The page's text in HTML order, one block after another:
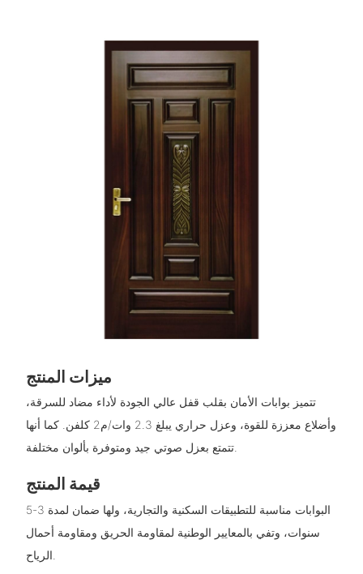
ميزات المنتج
تتميز بوابات الأمان بقلب قفل عالي الجودة لأداء مضاد للسرقة،
وأضلاع معززة للقوة، وعزل حراري يبلغ 2.3 وات/م2 كلفن. كما أنها
تتمتع بعزل صوتي جيد ومتوفرة بألوان مختلفة.
قيمة المنتج
البوابات مناسبة للتطبيقات السكنية والتجارية، ولها ضمان لمدة 3-5
سنوات، وتفي بالمعايير الوطنية لمقاومة الحريق ومقاومة أحمال